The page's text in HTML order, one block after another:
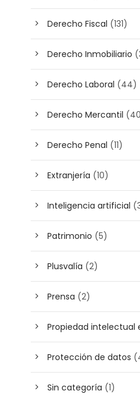
Derecho Fiscal (131)
Derecho Inmobiliario
Derecho Laboral (44)
Derecho Mercantil
Derecho Penal (11)
Extranjería (10)
Inteligencia artificial
Patrimonio (5)
Plusvalía (2)
Prensa (2)
Propiedad intelectual
Protección de datos
Sin categoría (1)